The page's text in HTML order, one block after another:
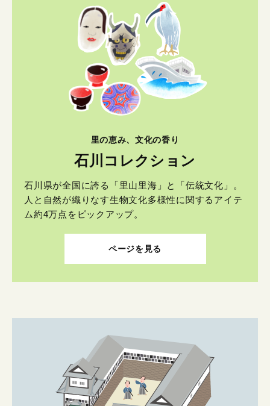
里の恵み、文化の香り
石川コレクション
石川県が全国に誇る「里山里海」と「伝統文化」。
人と自然が織りなす生物文化多様性に関するアイテ
ム約4万点をピックアップ。
ページを見る